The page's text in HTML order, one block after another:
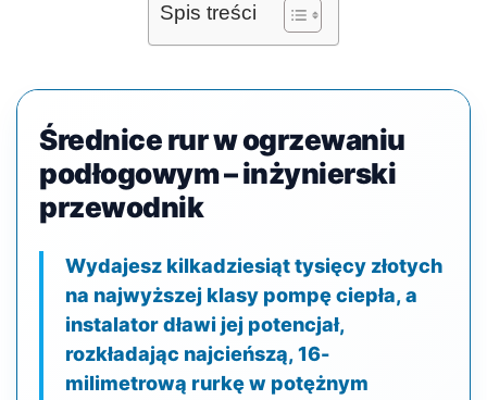
Spis treści
Średnice rur w ogrzewaniu
podłogowym – inżynierski
przewodnik
Wydajesz kilkadziesiąt tysięcy złotych
na najwyższej klasy pompę ciepła, a
instalator dławi jej potencjał,
rozkładając najcieńszą, 16-
milimetrową rurkę w potężnym